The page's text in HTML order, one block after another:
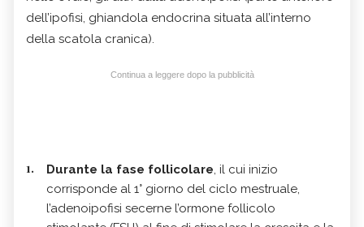
dell’ipofisi, ghiandola endocrina situata all’interno
della scatola cranica).
Continua a leggere dopo la pubblicità
Durante la fase follicolare, il cui inizio
corrisponde al 1° giorno del ciclo mestruale,
l’adenoipofisi secerne l’ormone follicolo